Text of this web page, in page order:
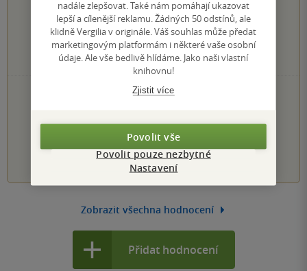
0×
5 hvězdiček
0×
4 hvězdičky
0×
3 hvězdičky
0×
2 hvězdičky
0×
1 hvezdička
PŘIDEJTE SVÉ HODNOCENÍ KNIHY
1 2 3 4 5
Zobrazit všechna hodnocení
Přidat hodnocení
nadále zlepšovat. Také nám pomáhají ukazovat
lepší a cílenější reklamu. Žádných 50 odstínů, ale
klidně Vergilia v originále. Váš souhlas může předat
marketingovým platformám i některé vaše osobní
údaje. Ale vše bedlivě hlídáme. Jako naši vlastní
knihovnu!
Zjistit více
Povolit vše
Povolit pouze nezbytné
Nastavení